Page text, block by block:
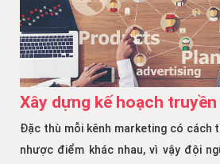
Xây dựng kế hoạch
Đặc thù mỗi kênh marketing có cách
nhược điểm khác nhau, vì vậy đội